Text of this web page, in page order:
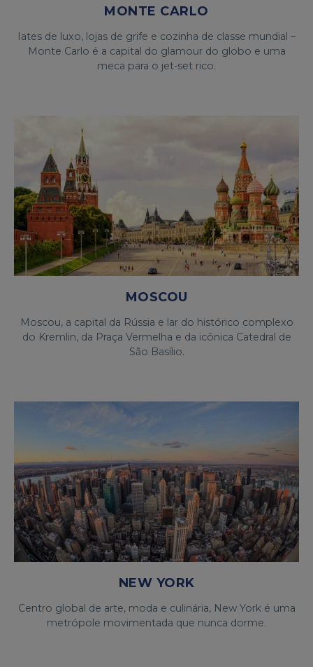
MONTE CARLO
Iates de luxo, lojas de grife e cozinha de classe mundial –
Monte Carlo é a capital do glamour do globo e uma
meca para o jet-set rico.
MOSCOU
Moscou, a capital da Rússia e lar do histórico complexo
do Kremlin, da Praça Vermelha e da icônica Catedral de
São Basílio.
NEW YORK
Centro global de arte, moda e culinária, New York é uma
metrópole movimentada que nunca dorme.